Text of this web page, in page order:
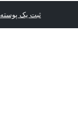
ثبت یک پوسته